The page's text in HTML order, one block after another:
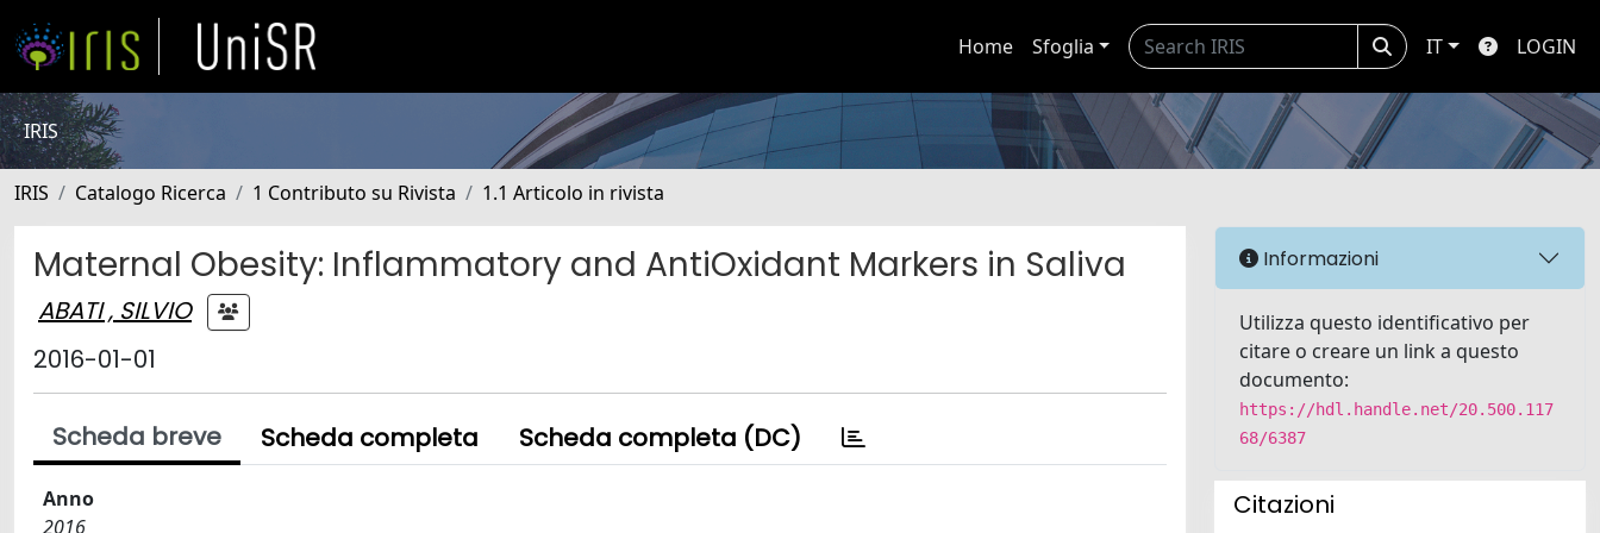
Home Sfoglia IT LOGIN
IRIS
IRIS Catalogo Ricerca 1 Contributo su Rivista 1.1 Articolo in rivista
Maternal Obesity: Inflammatory and AntiOxidant Markers in Saliva
ABATI , SILVIO
2016-01-01
Scheda breve Scheda completa Scheda completa (DC)
Anno
2016
Informazioni
Utilizza questo identificativo per
citare o creare un link a questo
documento:
https://hdl.handle.net/20.500.117
68/6387
Citazioni